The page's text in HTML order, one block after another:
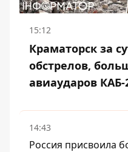
15:12
Краматорск за
обстрелов,
авиаударов КАБ-
14:43
Россия присвоила